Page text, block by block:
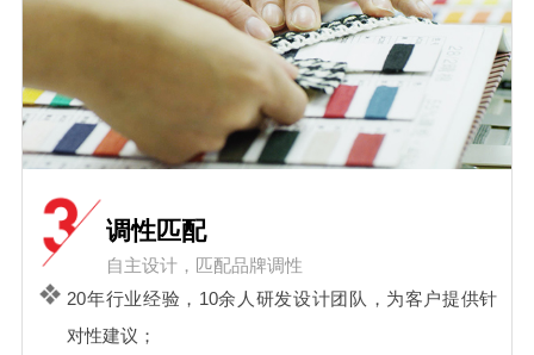
调性匹配
自主设计，匹配品牌调性
20年行业经验，10余人研发设计团队，为客户提供针
对性建议；